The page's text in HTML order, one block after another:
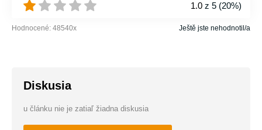
1.0 z 5 (20%)
Hodnocené: 48540x Ještě jste nehodnotil/a
Diskusia
u článku nie je zatiaľ žiadna diskusia